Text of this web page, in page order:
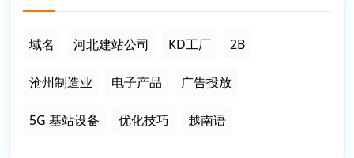
域名 河北建站公司 KD工厂 2B
沧州制造业 电子产品 广告投放
5G 基站设备 优化技巧 越南语